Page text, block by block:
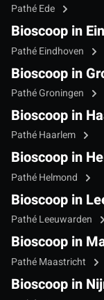
Pathé Ede
Bioscoop in
Pathé Eindhoven
Bioscoop in
Pathé Groningen
Bioscoop in
Pathé Haarlem
Bioscoop in
Pathé Helmond
Bioscoop in
Pathé Leeuwarden
Bioscoop in
Pathé Maastricht
Bioscoop in